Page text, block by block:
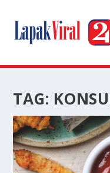
TAG: